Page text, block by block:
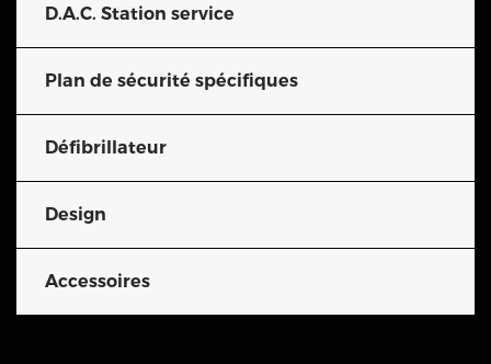
D.A.C. Station service
Plan de sécurité spécifiques
Défibrillateur
Design
Accessoires